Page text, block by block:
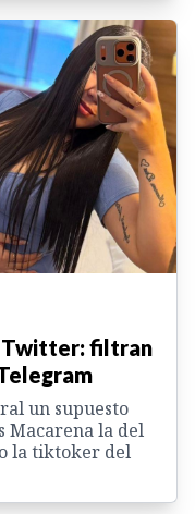
Twitter: filtran
un supuesto
Macarena la del
la tiktoker del